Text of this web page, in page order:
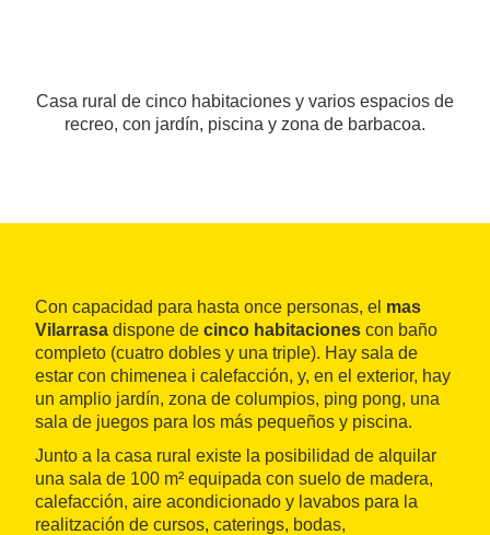
Casa rural de cinco habitaciones y varios espacios de
recreo, con jardín, piscina y zona de barbacoa.
Con capacidad para hasta once personas, el mas
Vilarrasa dispone de cinco habitaciones con baño
completo (cuatro dobles y una triple). Hay sala de
estar con chimenea i calefacción, y, en el exterior, hay
un amplio jardín, zona de columpios, ping pong, una
sala de juegos para los más pequeños y piscina.
Junto a la casa rural existe la posibilidad de alquilar
una sala de 100 m² equipada con suelo de madera,
calefacción, aire acondicionado y lavabos para la
realitzación de cursos, caterings, bodas,